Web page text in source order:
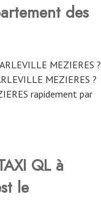
des
MEZIERES ?
MEZIERES ?
rapidement par
QL à
le